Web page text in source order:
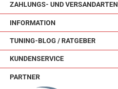
ZAHLUNGS- UND VERSANDARTEN
INFORMATION
TUNING-BLOG / RATGEBER
KUNDENSERVICE
PARTNER